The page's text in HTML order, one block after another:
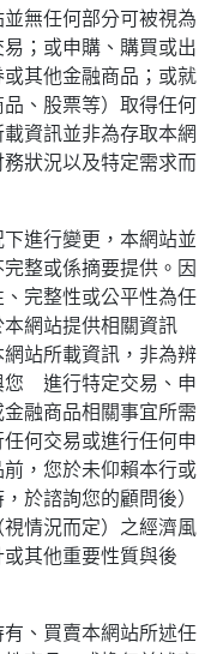
無任何部分可被視為
；或申購、購買或出
其他金融商品；或就
、股票等）取得任何
資訊並非為存取本網
狀況以及特定需求而
進行變更，本網站並
整或係摘要提供。因
完整性或公平性為任
網站提供相關資訊
站所載資訊，非為辨
您 進行特定交易、申
融商品相關事宜所需
何交易或進行任何申
，您於未仰賴本行或
於諮詢您的顧問後）
情況而定）之經濟風
其他重要性質與後
、買賣本網站所述任